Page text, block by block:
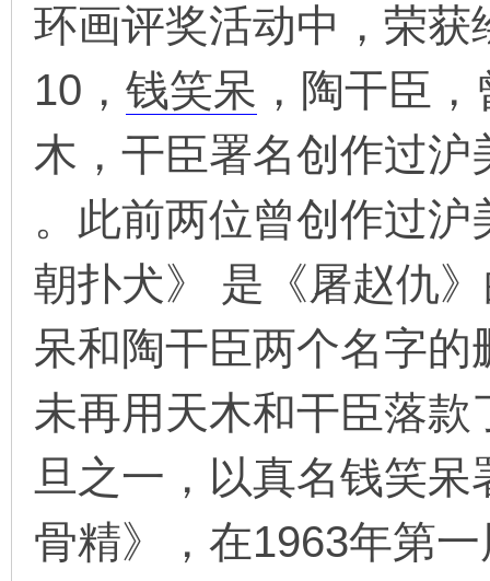
环画评奖活动中，荣获
10， 钱笑呆 ，陶干臣
木，干臣署名创作过
。此前两位曾创作过
朝扑犬》 是《屠赵仇
呆和陶干臣两个名字
未再用天木和干臣落
旦之一，以真名钱笑
骨精》，在1963年第